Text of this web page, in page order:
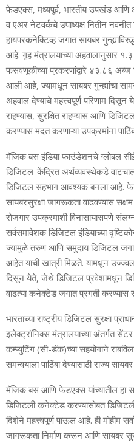
फेडएक्स, मध्यपूर्व, भारतीय उपखंड आणि
व एअर नेटवर्कचे उपाध्यक्ष नितीन नवनीत
हायपरकनेक्टिव्ह जगात सायबर
आहे. गृह मंत्रालयाच्या अहवालानुसार १.३
फसवणूकीच्या प्रकरणांद्वारे ४३.८६ अब्ज
आली आहे, ज्‍यामधून सायबर गुन्ह्यांचा
अहवाल देण्याचे महत्त्वपूर्ण परिणाम
राहण्यास, सुरक्षित राहण्यास आणि
करण्यास मदत करणाऱ्या उपक्रमांना
मॅजिक बस इंडिया फाउंडेशनचे ग्लोबल
डिजिटल-केंद्रित अर्थव्यवस्थेकडे
डिजिटल सहभाग आवश्यक बनला आहे.
सायबरसुरक्षा जागरूकता वाढवण्यास
रोजगार उपक्रमाशी विनासायासपणे
सर्वसमावेशक डिजिटल इंडियाच्या
ज्यामुळे तरुण आणि समुदाय डिजिटल
आहेत याची खात्री मिळते. यामधून
दिसून येते, जेथे डिजिटल प्रवेशामधून
वाढत्या कनेक्टेड जगात प्रगती करण्‍यास
भारताच्या राष्ट्रीय डिजिटल सुरक्षा
इलेक्ट्रॉनिक्स मंत्रालयाच्या अंतर्गत
कम्प्युटिंग (सी-डॅक)च्या सहयोगाने
समन्वयाला पाठिंबा देण्यासाठी राज्य
मॅजिक बस आणि फेडएक्स यांच्यातील हा
डिजिटली कनेक्टेड करण्‍यासोबत
दिशेने महत्त्वपूर्ण पाऊल आहे. ही मोहीम
जागरूकता निर्माण करून आणि सायबर